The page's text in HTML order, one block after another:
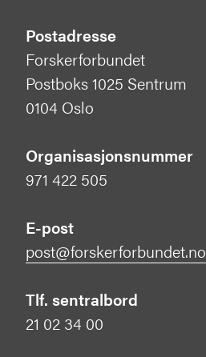
Postadresse
Forskerforbundet
Postboks 1025 Sentrum
0104 Oslo
Organisasjonsnummer
971 422 505
E-post
post@forskerforbundet.no
Tlf. sentralbord
21 02 34 00